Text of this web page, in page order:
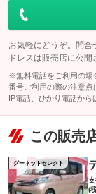
お気軽にどうぞ。問
ドレスは販売店に公開
※無料電話をご利用の場
番号ご利用の際の注意点
IP電話、ひかり電話から
この販売
グーネットセレクト
(